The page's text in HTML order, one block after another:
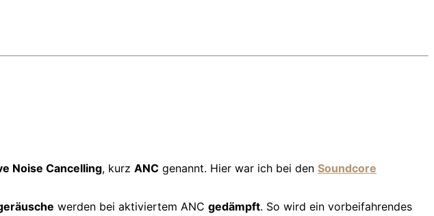
Noise Cancelling, kurz ANC genannt. Hier war ich bei den Soundcore
werden bei aktiviertem ANC gedämpft. So wird ein vorbeifahrendes